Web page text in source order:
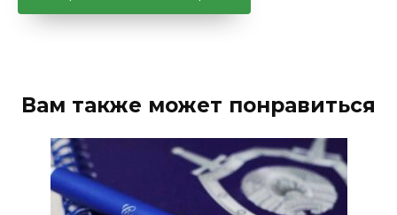
Вам также может понравиться